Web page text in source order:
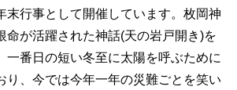
末行事として開催しています。枚岡神
命が活躍された神話(天の岩戸開き)を
一番日の短い冬至に太陽を呼ぶために
り、今では今年一年の災難ごとを笑い